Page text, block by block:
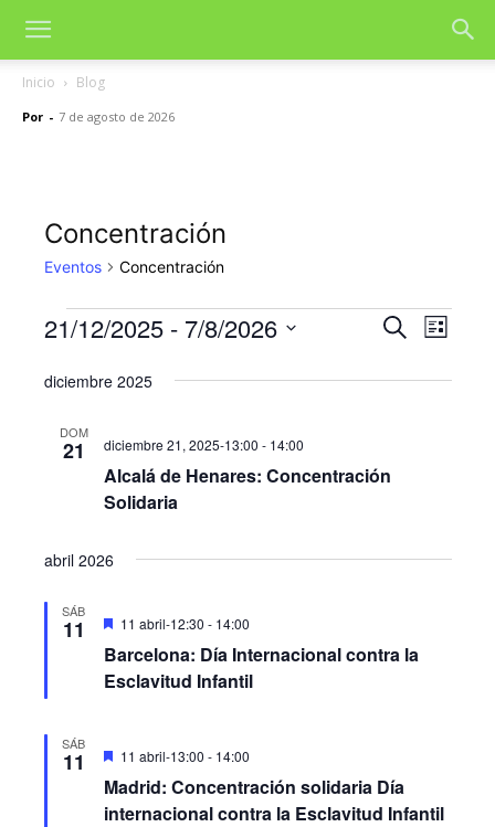
Inicio Blog
Por - 7 de agosto de 2026
Concentración
Eventos Concentración
Eventos
de
BuscarLista
21/12/2025 - 7/8/2026
la
diciembre 2025
DOM
21
Alcalá de Henares: Concentración
Solidaria
diciembre 21, 2025-13:00 - 14:00
abril 2026
SÁB
11
Barcelona: Día Internacional contra la
Esclavitud Infantil
Destacado
11 abril-12:30 - 14:00
SÁB
11
Madrid: Concentración solidaria Día
internacional contra la Esclavitud Infantil
Destacado
11 abril-13:00 - 14:00